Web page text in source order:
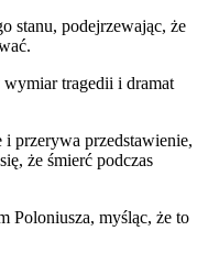
stanu, podejrzewając, że
wymiar tragedii i dramat
przerywa przedstawienie,
że śmierć podczas
Poloniusza, myśląc, że to